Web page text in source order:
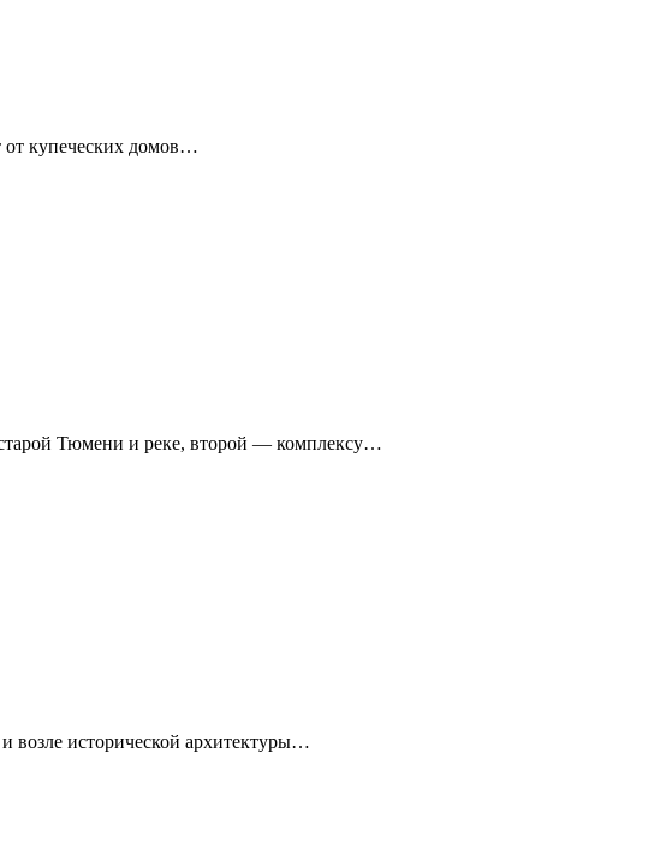
от купеческих домов…
Тюмени и реке, второй — комплексу…
возле исторической архитектуры…